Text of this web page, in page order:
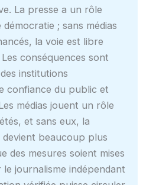
La presse a un rôle
; sans médias
la voie est libre
conséquences sont
institutions
confiance du public et
médias jouent un rôle
et sans eux, la
devient beaucoup plus
des mesures soient mises
journalisme indépendant